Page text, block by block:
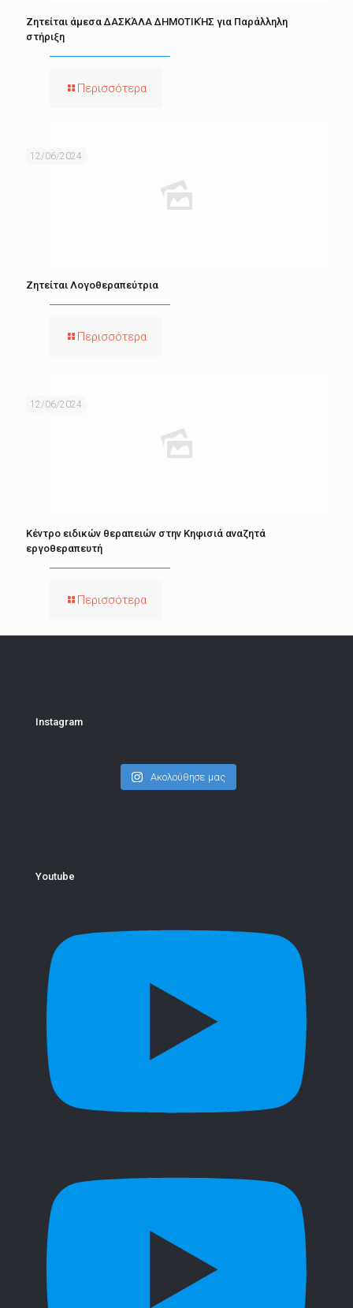
Ζητείται άμεσα ΔΑΣΚΆΛΑ ΔΗΜΟΤΙΚΉΣ για Παράλληλη
στήριξη
Περισσότερα
12/06/2024
Ζητείται Λογοθεραπεύτρια
Περισσότερα
12/06/2024
Κέντρο ειδικών θεραπειών στην Κηφισιά αναζητά
εργοθεραπευτή
Περισσότερα
Instagram
Ακολούθησε μας
Youtube